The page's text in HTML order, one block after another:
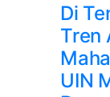
Di
Tren
UIN